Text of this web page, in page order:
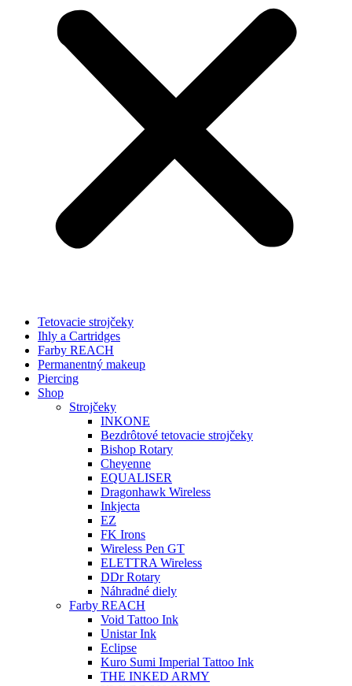
Tetovacie strojčeky
Ihly a Cartridges
Farby REACH
Permanentný makeup
Piercing
Shop
Strojčeky
INKONE
Bezdrôtové tetovacie strojčeky
Bishop Rotary
Cheyenne
EQUALISER
Dragonhawk Wireless
Inkjecta
EZ
FK Irons
Wireless Pen GT
ELETTRA Wireless
DDr Rotary
Náhradné diely
Farby REACH
Void Tattoo Ink
Unistar Ink
Eclipse
Kuro Sumi Imperial Tattoo Ink
THE INKED ARMY